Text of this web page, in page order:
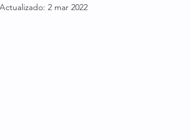
Actualizado: 2 mar 2022